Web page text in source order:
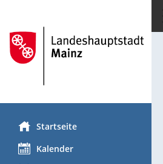
Startseite
Kalender